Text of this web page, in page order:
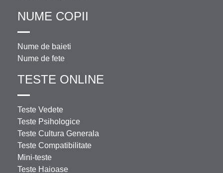
NUME COPII
Nume de baieti
Nume de fete
TESTE ONLINE
Teste Vedete
Teste Psihologice
Teste Cultura Generala
Teste Compatibilitate
Mini-teste
Teste Haioase